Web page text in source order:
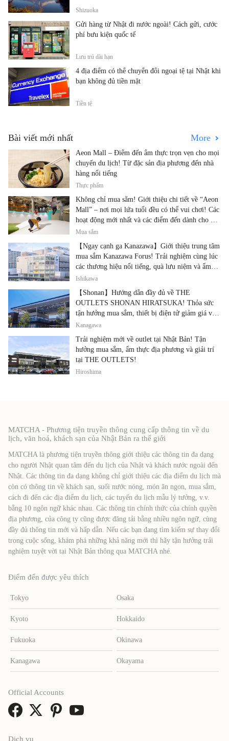
Shizuoka
Gửi hàng từ Nhật đi nước ngoài! Cách gửi, cước
phí bưu kiện quốc tế
Lưu trú dài hạn
4 địa điểm có thể chuyển đổi ngoại tệ tại Nhật khi
bạn không đủ tiền mặt
Tiền tệ
Bài viết mới nhất More
Aeon Mall – Điểm đến ẩm thực trọn vẹn cho mọi
chuyến du lịch! Từ đặc sản địa phương đến nhà
hàng nổi tiếng
Thực phẩm
Không chỉ mua sắm! Giới thiệu chi tiết về “Aeon
Mall” – nơi mọi lứa tuổi đều có thể vui chơi! Các
hoạt động mới nhất và các điểm đến dành cho gia
đình.
Mua sắm
【Ngay cạnh ga Kanazawa】Giới thiệu trung tâm
mua sắm Kanazawa Forus! Trải nghiệm cùng lúc
các thương hiệu nổi tiếng, quà lưu niệm và ẩm
thực địa phương
Ishikawa
【Shonan】Hướng dẫn đầy đủ về THE
OUTLETS SHONAN HIRATSUKA! Thỏa sức
tận hưởng mua sắm, thiết bị điện tử giảm giá và
ẩm thực địa phương tại cùng một địa điểm!
Kanagawa
Trải nghiệm mới về outlet tại Nhật Bản! Tận
hưởng mua sắm, ẩm thực địa phương và giải trí
tại THE OUTLETS!
Hiroshima
MATCHA - Phương tiện truyền thông cung cấp thông tin về du
lịch, văn hoá, khách sạn của Nhật Bản ra thế giới
MATCHA là phương tiện truyền thông giới thiệu các thông tin đa dạng
cho người Nhật quan tâm đến du lịch của Nhật và khách nước ngoài đến
Nhật. Các thông tin đa dạng không chỉ giới thiệu các địa điểm du lịch mà
còn có thông tin về khách sạn, suối nước nóng, món ăn ngon, mua sắm,
cách đi đến các địa điểm du lịch, các tuyến du lịch mẫu lý tưởng, v.v.
bằng 10 ngôn ngữ khác nhau. Các thông tin chính thức của chính quyền
địa phương, của công ty cũng được đăng tải bằng nhiều ngôn ngữ, cùng
đầy đủ thông tin mới và hấp dẫn. Nếu các bạn đang tìm kiếm sự thay đổi
trong cuộc sống, khám phá những khả năng mới thì hãy tận hưởng trải
nghiệm tuyệt vời tại Nhật Bản thông qua MATCHA nhé.
Điểm đến được yêu thích
Tokyo Osaka
Kyoto Hokkaido
Fukuoka Okinawa
Kanagawa Okayama
Dịch vụ
Official Accounts